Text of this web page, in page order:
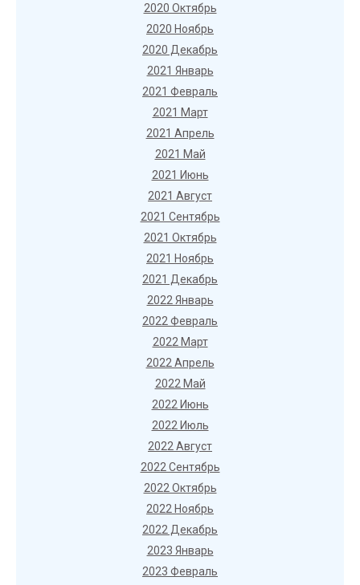
2020 Октябрь
2020 Ноябрь
2020 Декабрь
2021 Январь
2021 Февраль
2021 Март
2021 Апрель
2021 Май
2021 Июнь
2021 Август
2021 Сентябрь
2021 Октябрь
2021 Ноябрь
2021 Декабрь
2022 Январь
2022 Февраль
2022 Март
2022 Апрель
2022 Май
2022 Июнь
2022 Июль
2022 Август
2022 Сентябрь
2022 Октябрь
2022 Ноябрь
2022 Декабрь
2023 Январь
2023 Февраль